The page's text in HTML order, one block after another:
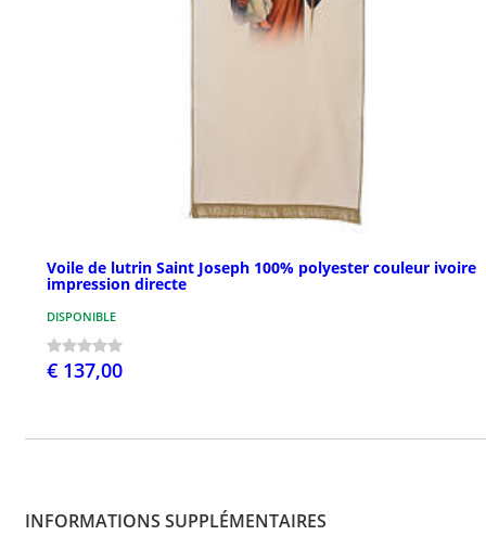
Voile de lutrin Saint Joseph 100% polyester couleur ivoire
impression directe
DISPONIBLE
€ 137,00
INFORMATIONS SUPPLÉMENTAIRES